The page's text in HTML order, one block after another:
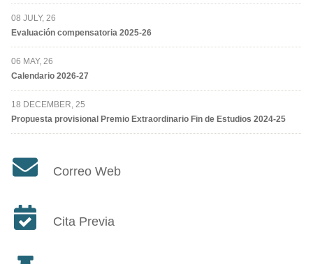
08 JULY, 26
Evaluación compensatoria 2025-26
06 MAY, 26
Calendario 2026-27
18 DECEMBER, 25
Propuesta provisional Premio Extraordinario Fin de Estudios 2024-25
Correo Web
Cita Previa